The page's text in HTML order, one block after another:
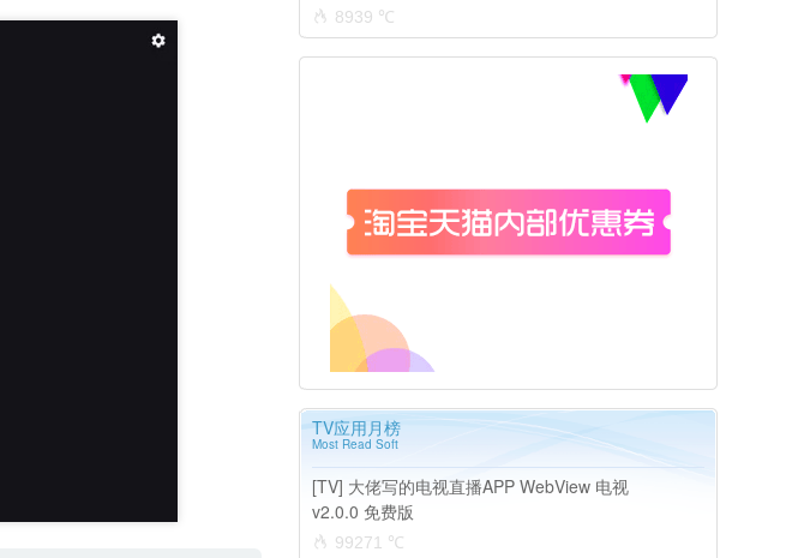
8939 ℃
TV应用月榜
Most Read Soft
[TV] 大佬写的电视直播APP WebView 电视
v2.0.0 免费版
99271 ℃